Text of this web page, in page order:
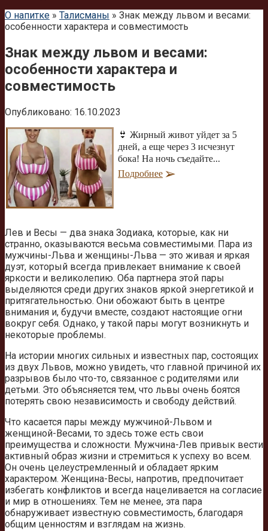
О напитке » Талисманы » Знак между львом и весами:
особенности характера и совместимость
Знак между львом и весами:
особенности характера и
совместимость
Опубликовано: 16.10.2023
👙 Жирный живот уйдет за 5
дней, а еще через 3 исчезнут
бока! На ночь съедайте...
Подробнее
Лев и Весы — два знака Зодиака, которые, как ни
странно, оказываются весьма совместимыми. Пара из
мужчины-Льва и женщины-Льва — это живая и яркая
дуэт, который всегда привлекает внимание к своей
яркости и великолепию. Оба партнера этой пары
выделяются среди других знаков яркой энергетикой и
притягательностью. Они обожают быть в центре
внимания и, будучи вместе, создают настоящие огни
вокруг себя. Однако, у такой пары могут возникнуть и
некоторые проблемы.
На истории многих сильных и известных пар, состоящих
из двух Львов, можно увидеть, что главной причиной их
разрывов было что-то, связанное с родителями или
детьми. Это объясняется тем, что львы очень боятся
потерять свою независимость и свободу действий.
Что касается пары между мужчиной-Львом и
женщиной-Весами, то здесь тоже есть свои
преимущества и сложности. Мужчина-Лев привык вести
активный образ жизни и стремиться к успеху во всем.
Он очень целеустремленный и обладает ярким
характером. Женщина-Весы, напротив, предпочитает
избегать конфликтов и всегда нацеливается на согласие
и мир в отношениях. Тем не менее, эта пара
обнаруживает известную совместимость, благодаря
общим ценностям и взглядам на жизнь.